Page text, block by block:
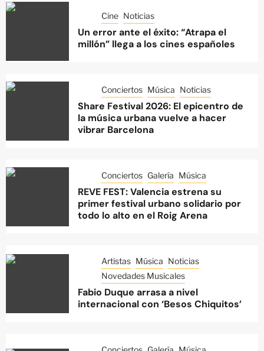
Cine Noticias
Un error ante el éxito: “Atrapa el
millón” llega a los cines españoles
Conciertos Música Noticias
Share Festival 2026: El epicentro de
la música urbana vuelve a hacer
vibrar Barcelona
Conciertos Galería Música
REVE FEST: Valencia estrena su
primer festival urbano solidario por
todo lo alto en el Roig Arena
Artistas Música Noticias
Novedades Musicales
Fabio Duque arrasa a nivel
internacional con ‘Besos Chiquitos’